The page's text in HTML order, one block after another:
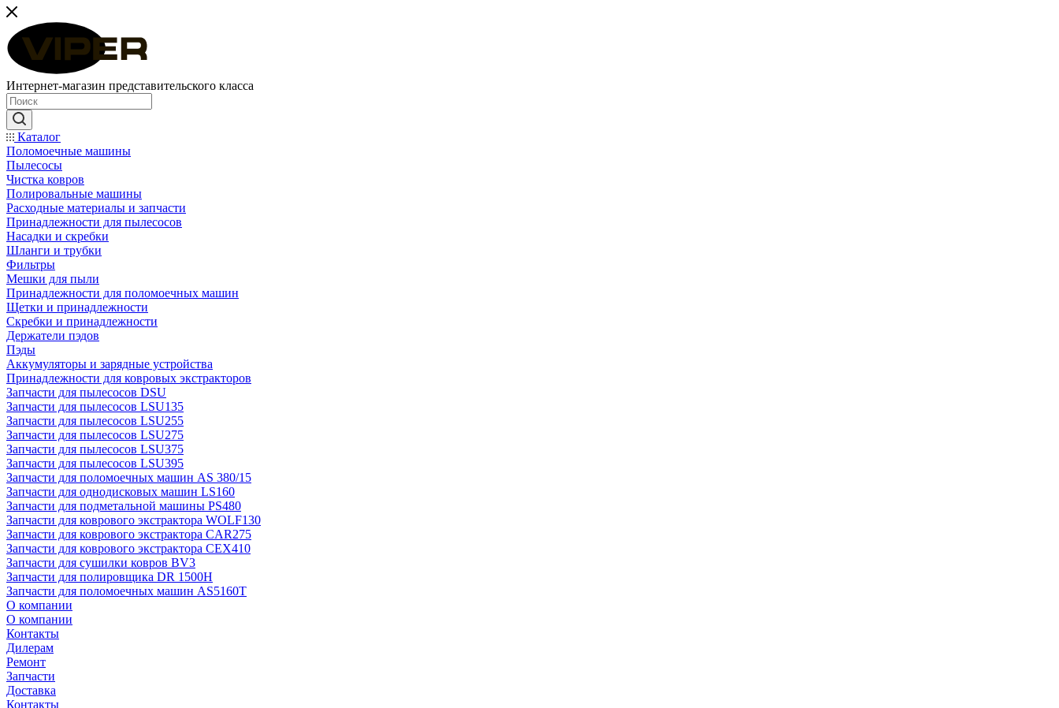
Интернет-магазин представительского класса
Каталог
Поломоечные машины
Пылесосы
Чистка ковров
Полировальные машины
Расходные материалы и запчасти
Принадлежности для пылесосов
Насадки и скребки
Шланги и трубки
Фильтры
Мешки для пыли
Принадлежности для поломоечных машин
Щетки и принадлежности
Скребки и принадлежности
Держатели пэдов
Пэды
Аккумуляторы и зарядные устройства
Принадлежности для ковровых экстракторов
Запчасти для пылесосов DSU
Запчасти для пылесосов LSU135
Запчасти для пылесосов LSU255
Запчасти для пылесосов LSU275
Запчасти для пылесосов LSU375
Запчасти для пылесосов LSU395
Запчасти для поломоечных машин AS 380/15
Запчасти для однодисковых машин LS160
Запчасти для подметальной машины PS480
Запчасти для коврового экстрактора WOLF130
Запчасти для коврового экстрактора CAR275
Запчасти для коврового экстрактора CEX410
Запчасти для сушилки ковров BV3
Запчасти для полировщика DR 1500H
Запчасти для поломоечных машин AS5160T
О компании
О компании
Контакты
Дилерам
Ремонт
Запчасти
Доставка
Контакты